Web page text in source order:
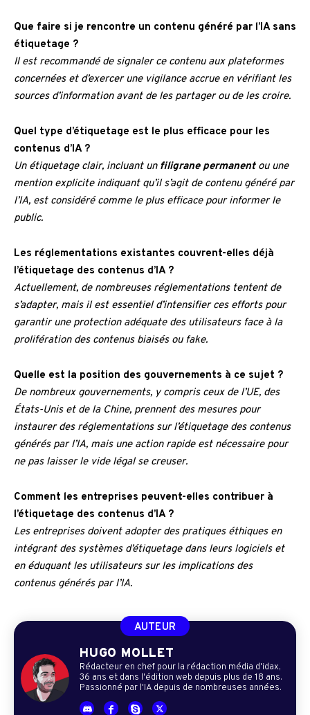
Que faire si je rencontre un contenu généré par l’IA sans
étiquetage ?
Il est recommandé de signaler ce contenu aux plateformes
concernées et d’exercer une vigilance accrue en vérifiant les
sources d’information avant de les partager ou de les croire.
Quel type d’étiquetage est le plus efficace pour les
contenus d’IA ?
Un étiquetage clair, incluant un filigrane permanentou une
mention explicite indiquant qu’il s’agit de contenu généré par
l’IA, est considéré comme le plus efficace pour informer le
public.
Les réglementations existantes couvrent-elles déjà
l’étiquetage des contenus d’IA ?
Actuellement, de nombreuses réglementations tentent de
s’adapter, mais il est essentiel d’intensifier ces efforts pour
garantir une protection adéquate des utilisateurs face à la
prolifération des contenus biaisés ou fake.
Quelle est la position des gouvernements à ce sujet ?
De nombreux gouvernements, y compris ceux de l’UE, des
États-Unis et de la Chine, prennent des mesures pour
instaurer des réglementations sur l’étiquetage des contenus
générés par l’IA, mais une action rapide est nécessaire pour
ne pas laisser le vide légal se creuser.
Comment les entreprises peuvent-elles contribuer à
l’étiquetage des contenus d’IA ?
Les entreprises doivent adopter des pratiques éthiques en
intégrant des systèmes d’étiquetage dans leurs logiciels et
en éduquant les utilisateurs sur les implications des
contenus générés par l’IA.
AUTEUR
HUGO MOLLET
Rédacteur en chef pour la rédaction média d'idax,
36 ans et dans l'édition web depuis plus de 18 ans.
Passionné par l'IA depuis de nombreuses années.